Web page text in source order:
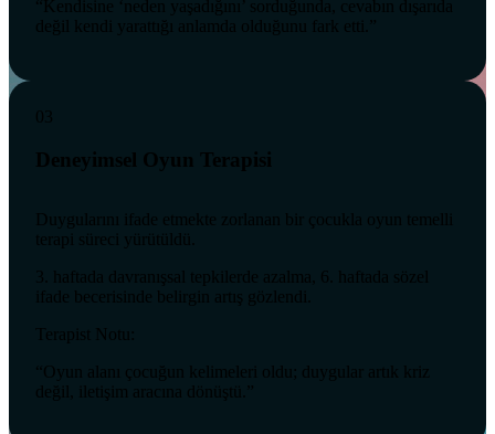
“Kendisine ‘neden yaşadığını’ sorduğunda, cevabın dışarıda
değil kendi yarattığı anlamda olduğunu fark etti.”
03
Deneyimsel Oyun Terapisi
Duygularını ifade etmekte zorlanan bir çocukla oyun temelli
terapi süreci yürütüldü.
3. haftada davranışsal tepkilerde azalma, 6. haftada sözel
ifade becerisinde belirgin artış gözlendi.
Terapist Notu:
“Oyun alanı çocuğun kelimeleri oldu; duygular artık kriz
değil, iletişim aracına dönüştü.”